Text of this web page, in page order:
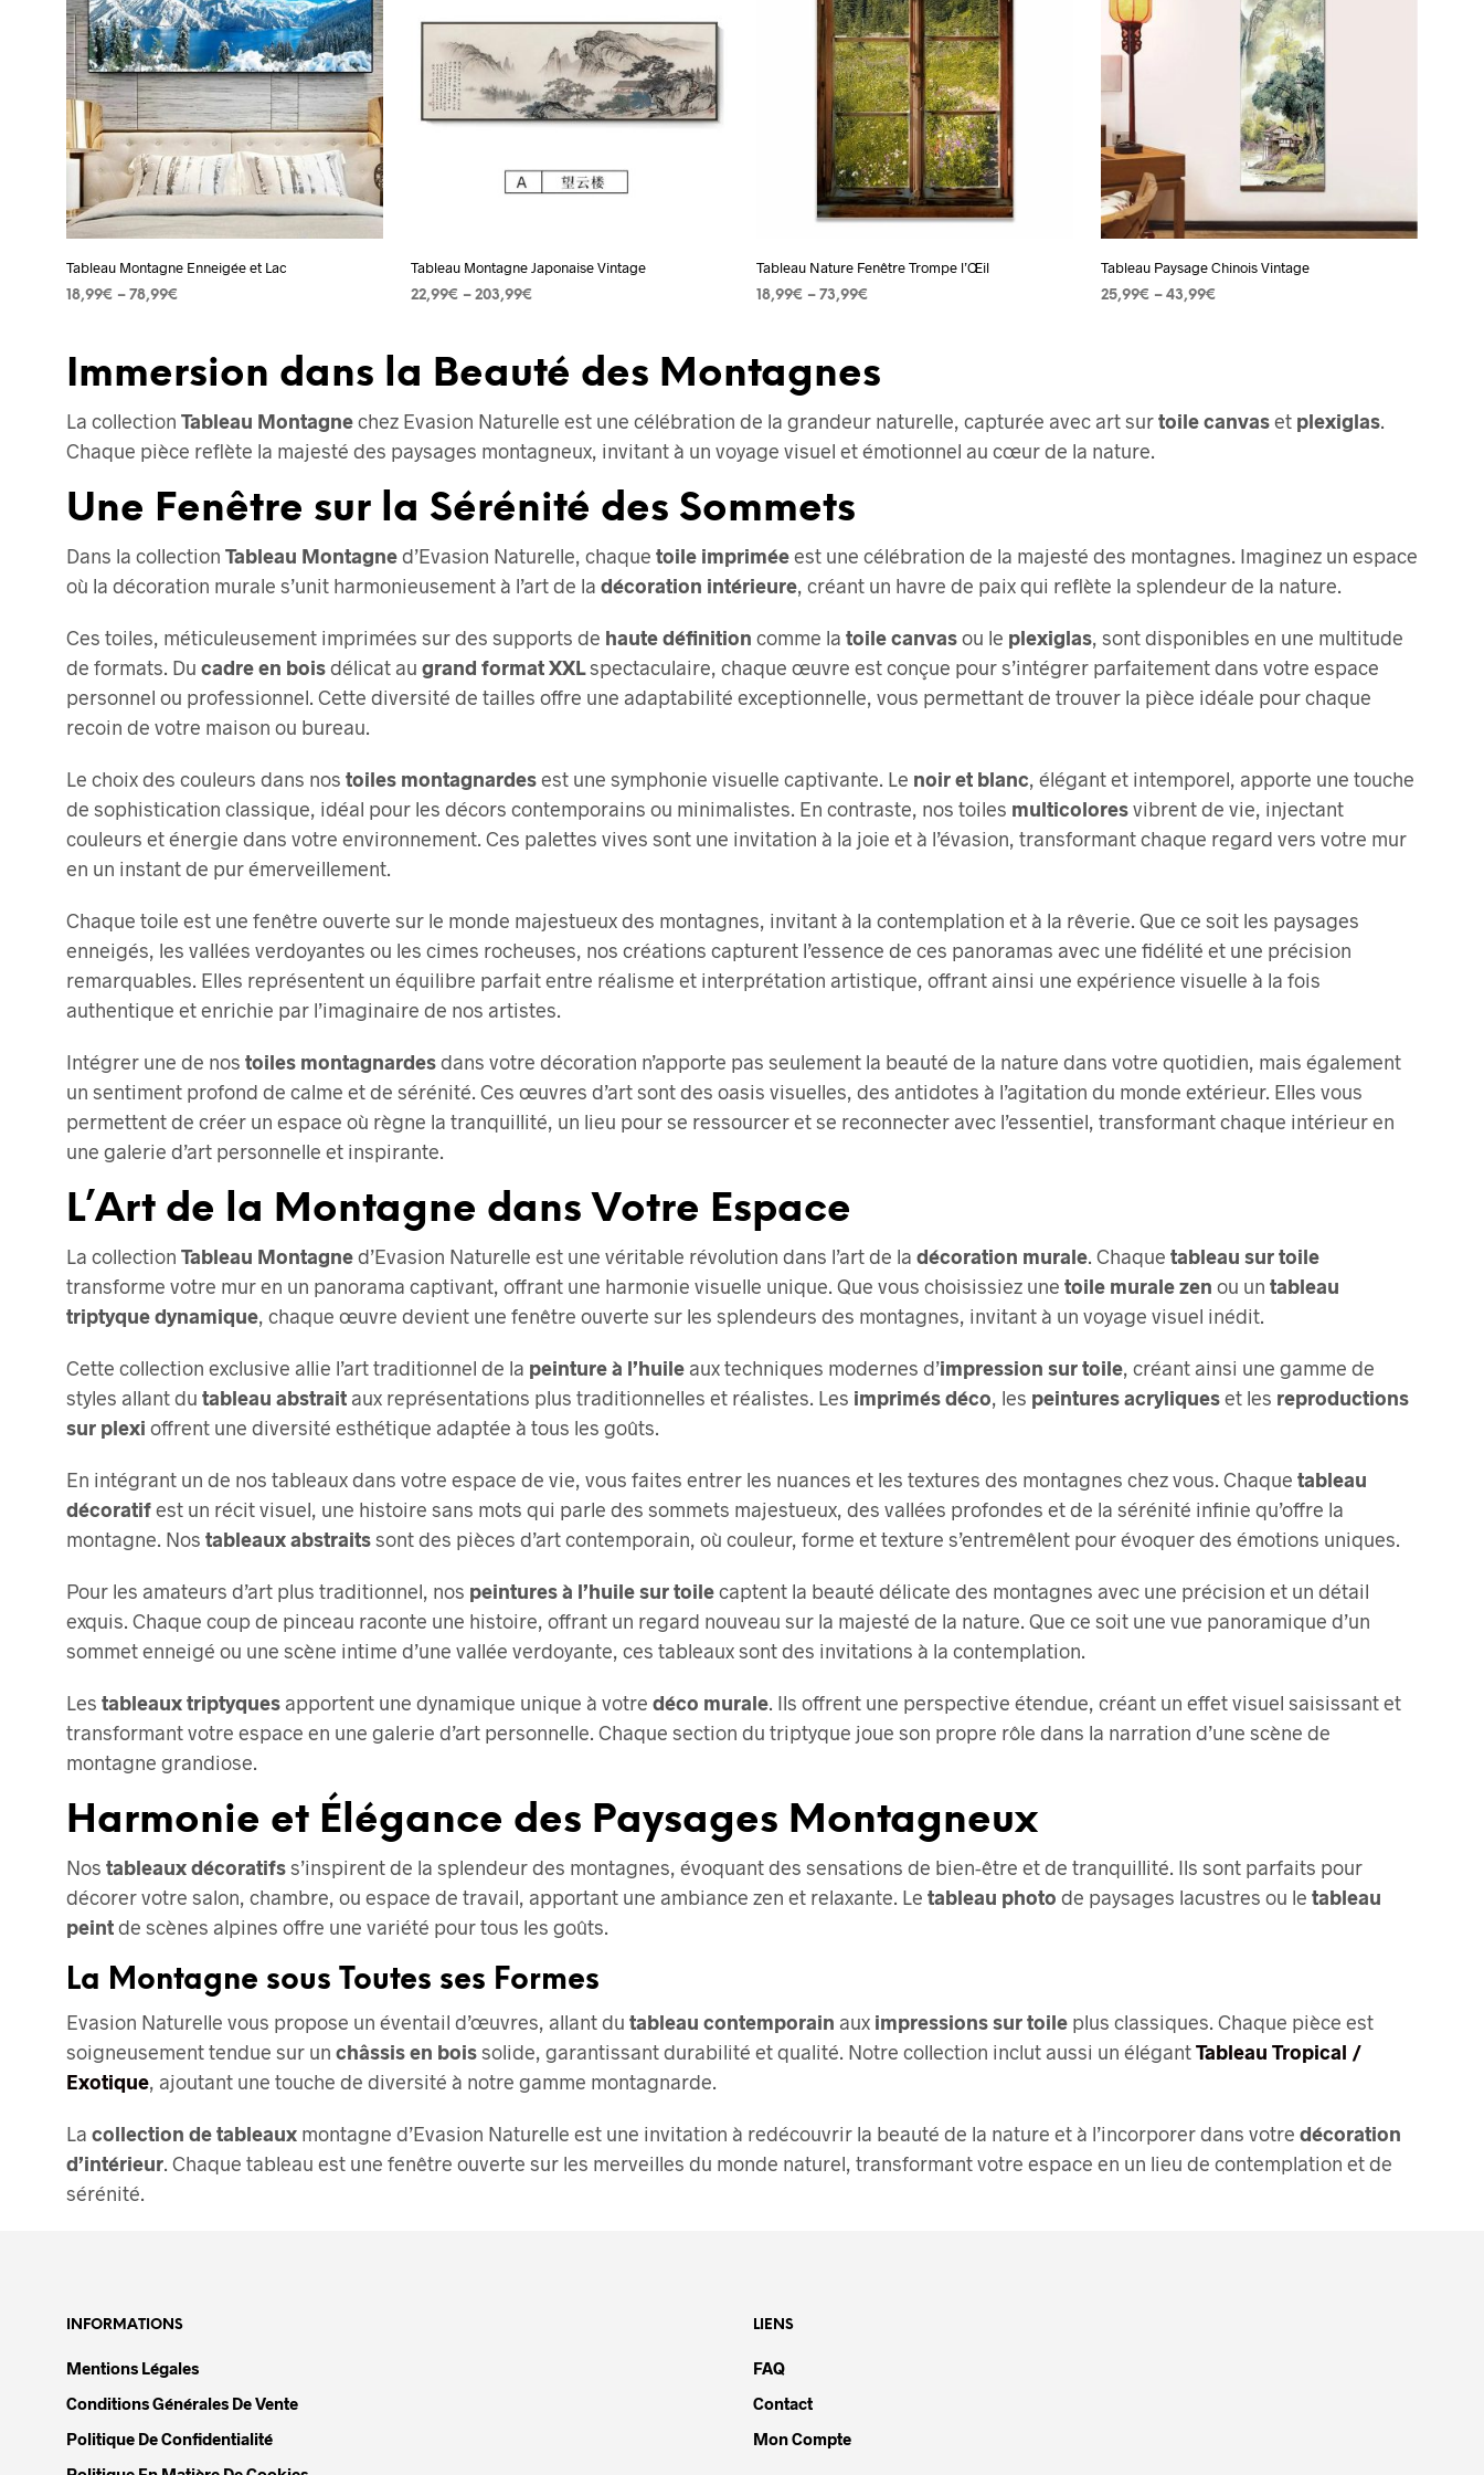
variations.
Les
options
peuvent
être
choisies
sur
la
page
variations.
Les
options
peuvent
choisies
page
variations.
Les
options
peuvent
être
choisies
sur
page
variations.
Les
options
peuvent
être
choisies
la
page
Tableau Montagne Enneigée et Lac
18,99€ – 78,99€
produit
a
plusieurs
variations.
options
être
choisies
sur
la
page
du
Tableau Montagne Japonaise Vintage
22,99€ –203,99€
produit
a
plusieurs
variations.
options
être
choisies
sur
la
page
Tableau Nature Fenêtre Trompe l’Œil
18,99€ – 73,99€
plusieurs
variations.
être
choisies
sur
la
page
Tableau Paysage Chinois Vintage
25,99€ – 43,99€
plusieurs
être
choisies
sur
la
page
Immersion dans la Beauté des Montagnes
La collection Tableau Montagnechez Evasion Naturelle est une célébration de la grandeur naturelle, capturée avec art surtoile canvaset plexiglas.
Chaque pièce reflète la majesté des paysages montagneux, invitant à un voyage visuel et émotionnel au cœur de la nature.
Une Fenêtre sur la Sérénité des Sommets
Dans la collection Tableau Montagned’Evasion Naturelle, chaque toile impriméeest une célébration de la majesté des montagnes. Imaginez un espace
où la décoration murale s’unit harmonieusement à l’art de la décoration intérieure, créant un havre de paix qui reflète la splendeur de la nature.
Ces toiles, méticuleusement imprimées sur des supports de haute définition comme la toile canvasou le plexiglas, sont disponibles en une multitude
de formats. Du cadre en boisdélicat au grand format XXLspectaculaire, chaque œuvre est conçue pour s’intégrer parfaitement dans votre espace
personnel ou professionnel. Cette diversité de tailles offre une adaptabilité exceptionnelle, vous permettant de trouver la pièce idéale pour chaque
recoin de votre maison ou bureau.
Le choix des couleurs dans nos toiles montagnardesest une symphonie visuelle captivante. Le noir et blanc, élégant et intemporel, apporte une touche
de sophistication classique, idéal pour les décors contemporains ou minimalistes. En contraste, nos toiles multicoloresvibrent de vie, injectant
couleurs et énergie dans votre environnement. Ces palettes vives sont une invitation à la joie et à l’évasion, transformant chaque regard vers votre mur
en un instant de pur émerveillement.
Chaque toile est une fenêtre ouverte sur le monde majestueux des montagnes, invitant à la contemplation et à la rêverie. Que ce soit les paysages
enneigés, les vallées verdoyantes ou les cimes rocheuses, nos créations capturent l’essence de ces panoramas avec une fidélité et une précision
remarquables. Elles représentent un équilibre parfait entre réalisme et interprétation artistique, offrant ainsi une expérience visuelle à la fois
authentique et enrichie par l’imaginaire de nos artistes.
Intégrer une de nos toiles montagnardesdans votre décoration n’apporte pas seulement la beauté de la nature dans votre quotidien, mais également
un sentiment profond de calme et de sérénité. Ces œuvres d’art sont des oasis visuelles, des antidotes à l’agitation du monde extérieur. Elles vous
permettent de créer un espace où règne la tranquillité, un lieu pour se ressourcer et se reconnecter avec l’essentiel, transformant chaque intérieur en
une galerie d’art personnelle et inspirante.
L’Art de la Montagne dans Votre Espace
La collection Tableau Montagned’Evasion Naturelle est une véritable révolution dans l’art de la décoration murale. Chaque tableau sur toile
transforme votre mur en un panorama captivant, offrant une harmonie visuelle unique. Que vous choisissiez une toile murale zen ou un tableau
triptyque dynamique, chaque œuvre devient une fenêtre ouverte sur les splendeurs des montagnes, invitant à un voyage visuel inédit.
Cette collection exclusive allie l’art traditionnel de la peinture à l’huile aux techniques modernes d’impression sur toile, créant ainsi une gamme de
styles allant du tableau abstrait aux représentations plus traditionnelles et réalistes. Les imprimés déco, les peintures acryliqueset les reproductions
sur plexi offrent une diversité esthétique adaptée à tous les goûts.
En intégrant un de nos tableaux dans votre espace de vie, vous faites entrer les nuances et les textures des montagnes chez vous. Chaque tableau
décoratifest un récit visuel, une histoire sans mots qui parle des sommets majestueux, des vallées profondes et de la sérénité infinie qu’offre la
montagne. Nos tableaux abstraitssont des pièces d’art contemporain, où couleur, forme et texture s’entremêlent pour évoquer des émotions uniques.
Pour les amateurs d’art plus traditionnel, nos peintures à l’huile sur toilecaptent la beauté délicate des montagnes avec une précision et un détail
exquis. Chaque coup de pinceau raconte une histoire, offrant un regard nouveau sur la majesté de la nature. Que ce soit une vue panoramique d’un
sommet enneigé ou une scène intime d’une vallée verdoyante, ces tableaux sont des invitations à la contemplation.
Les tableaux triptyques apportent une dynamique unique à votre déco murale. Ils offrent une perspective étendue, créant un effet visuel saisissant et
transformant votre espace en une galerie d’art personnelle. Chaque section du triptyque joue son propre rôle dans la narration d’une scène de
montagne grandiose.
Harmonie et Élégance des Paysages Montagneux
Nos tableaux décoratifss’inspirent de la splendeur des montagnes, évoquant des sensations de bien-être et de tranquillité. Ils sont parfaits pour
décorer votre salon, chambre, ou espace de travail, apportant une ambiance zen et relaxante. Le tableau photo de paysages lacustres ou le tableau
peintde scènes alpines offre une variété pour tous les goûts.
La Montagne sous Toutes ses Formes
Evasion Naturelle vous propose un éventail d’œuvres, allant du tableau contemporain aux impressions sur toile plus classiques. Chaque pièce est
soigneusement tendue sur un châssis en boissolide, garantissant durabilité et qualité. Notre collection inclut aussi un élégantTableau Tropical /
Exotique, ajoutant une touche de diversité à notre gamme montagnarde.
La collection de tableaux montagne d’Evasion Naturelle est une invitation à redécouvrir la beauté de la nature et à l’incorporer dans votre décoration
d’intérieur. Chaque tableau est une fenêtre ouverte sur les merveilles du monde naturel, transformant votre espace en un lieu de contemplation et de
sérénité.
INFORMATIONS
Mentions Légales
Conditions Générales De Vente
Politique De Confidentialité
LIENS
FAQ
Contact
Mon Compte